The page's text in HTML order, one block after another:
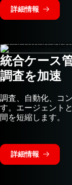
詳細情報
統合ケース
調査を加速
調査、自動化、コ
す。エージェント
間を短縮します。
詳細情報